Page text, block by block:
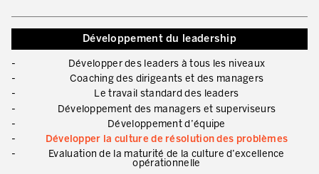
Développement du leadership
Développer des leaders à tous les niveaux
Coaching des dirigeants et des managers
Le travail standard des leaders
Développement des managers et superviseurs
Développement d’équipe
Développer la culture de résolution des problèmes
Evaluation de la maturité de la culture d’excellence
opérationnelle